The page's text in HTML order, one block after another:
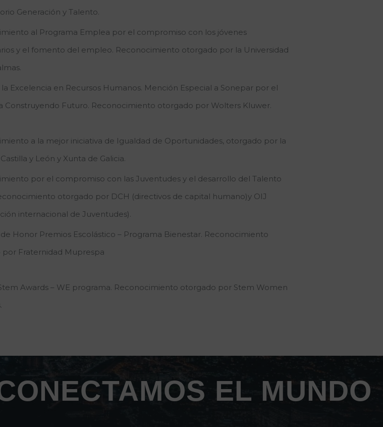
Generación y Talento.
al Programa Emplea por el compromiso con los jóvenes
y el fomento del empleo. Reconocimiento otorgado por la Universidad
Excelencia en Recursos Humanos. Mención Especial a Sonepar por el
Construyendo Futuro. Reconocimiento otorgado por Wolters Kluwer.
a la mejor iniciativa de Igualdad de Oportunidades, otorgado por la
y León y Xunta de Galicia.
por el compromiso con las Juventudes y el desarrollo del Talento
otorgado por DCH (directivos de capital humano)y OIJ
internacional de Juventudes).
Honor Premios Escolástico – Programa Bienestar. Reconocimiento
Fraternidad Muprespa
Awards – WE programa. Reconocimiento otorgado por Stem Women
EL MUNDO